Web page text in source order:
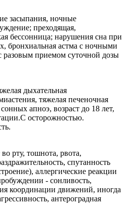
засыпания, ночные
преходящая,
бессонница; нарушения сна при
бронхиальная астма с ночными
разовым приемом суточной дозы
дыхательная
тяжелая печеночная
апноэ, возраст до 18 лет,
осторожностью.
рту, тошнота, рвота,
спутанность
аллергические реакции
- сонливость,
координации движений, иногда
антероградная